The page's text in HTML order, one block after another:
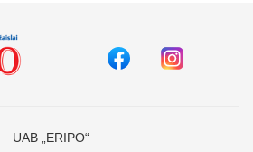
UAB „ERIPO“